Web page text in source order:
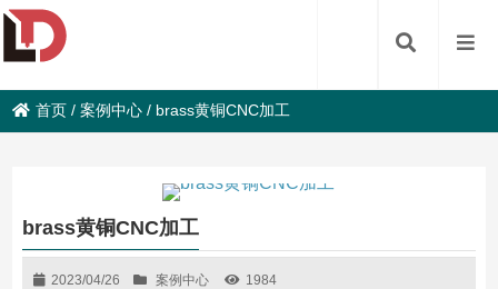
首页 /案例中心 / brass黄铜CNC加工
brass黄铜CNC加工
2023/04/26 案例中心 1984